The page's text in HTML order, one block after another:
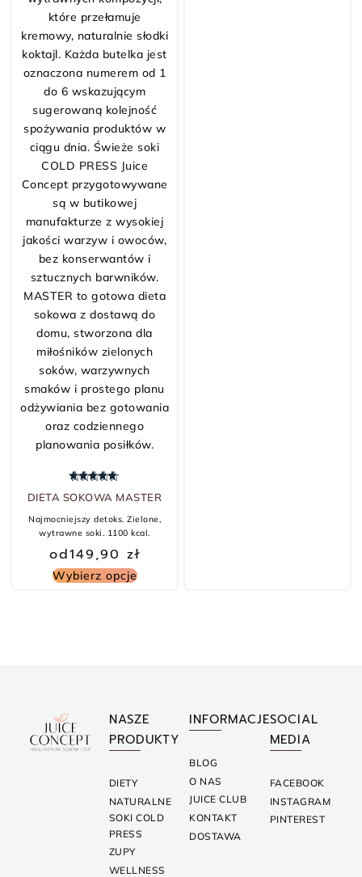
DIETA SOKOWA MASTER
Najmocniejszy detoks. Zielone,
wytrawne soki. 1100 kcal.
od149,90 zł
Wybierz opcje
NASZE
PRODUKTY
DIETY
NATURALNE
SOKI COLD
PRESS
ZUPY
WELLNESS
INFORMACJE
BLOG
O NAS
JUICE CLUB
KONTAKT
DOSTAWA
SOCIAL
MEDIA
FACEBOOK
INSTAGRAM
PINTEREST